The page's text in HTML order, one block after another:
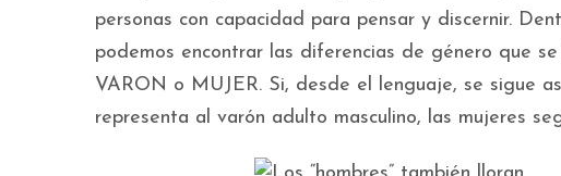
personas con capacidad para pensar y discernir.
podemos encontrar las diferencias de género que
VARON o MUJER. Si, desde el lenguaje, se sigue
representa al varón adulto masculino, las mujeres